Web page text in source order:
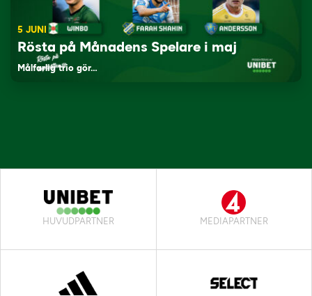
5 JUNI
Rösta på Månadens Spelare i maj
Målfarlig trio gör…
HUVUDPARTNER MEDIAPARTNER